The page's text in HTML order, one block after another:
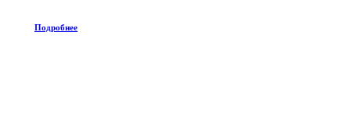
Подробнее